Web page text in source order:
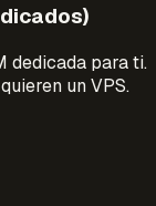
dedicada para ti.
un VPS.